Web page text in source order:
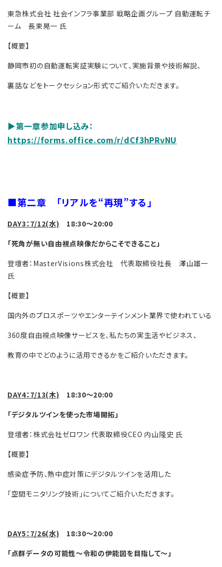
東急株式会社 社会インフラ事業部 戦略企画グループ 自動運転チ
ーム 長束晃一 氏
【概要】
静岡市初の自動運転実証実験について、実施背景や技術解説、
裏話などをトークセッション形式でご紹介いただきます。
▶第一章参加申し込み：
https://forms.office.com/r/dCf3hPRvNU
■第二章 「リアルを“再現”する」
DAY3 ：7/12(水) 18:30～20:00
「死角が無い自由視点映像だからこそできること」
登壇者：MasterVisions株式会社 代表取締役社長 澤山雄一
氏
【概要】
国内外のプロスポーツやエンターテインメント業界で使われている
360度自由視点映像サービスを、私たちの実生活やビジネス、
教育の中でどのように活用できるかをご紹介いただきます。
DAY4：7/13(木) 18:30～20:00
「デジタルツインを使った市場開拓」
登壇者：株式会社ゼロワン 代表取締役CEO 内山隆史 氏
【概要】
感染症予防、熱中症対策にデジタルツインを活用した
「空間モニタリング技術」についてご紹介いただきます。
DAY5 ：7/26(水) 18:30～20:00
「点群データの可能性～令和の伊能図を目指して～」